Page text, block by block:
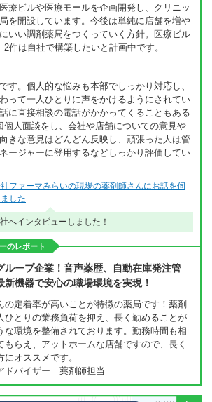
療ビルや医療モールを企画開発し、クリニッ
を開設しています。今後は単純に店舗を増や
いい調剤薬局をつくっていく方針。医療ビル
件は自社で構築したいと計画中です。
す。個人的な悩みも本部でしっかり対応し、
って一人ひとりに声をかけるようにされてい
に直接相談の電話がかかってくることもある
個人面談をし、会社や店舗についての意見や
きな意見はどんどん反映し、頑張った人は管
ージャーに登用するなどしっかり評価してい
ファーマみらいの現場の薬剤師さんにお話を伺
した
へインタビューしました！
のレポート
ループ企業！音声薬歴、自動在庫発注管
新機器で安心の職場環境を実現！
の定着率が高いことが特徴の薬局です！薬剤
ひとりの業務負荷を抑え、長く勤めることが
な環境を整備されております。勤務時間も相
もらえ、アットホームな店舗ですので、長く
にオススメです。
ドバイザー 薬剤師担当